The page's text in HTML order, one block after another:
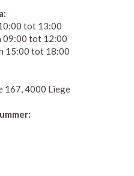
tot 13:00
09:00 tot 12:00
15:00 tot 18:00
167, 4000 Liege